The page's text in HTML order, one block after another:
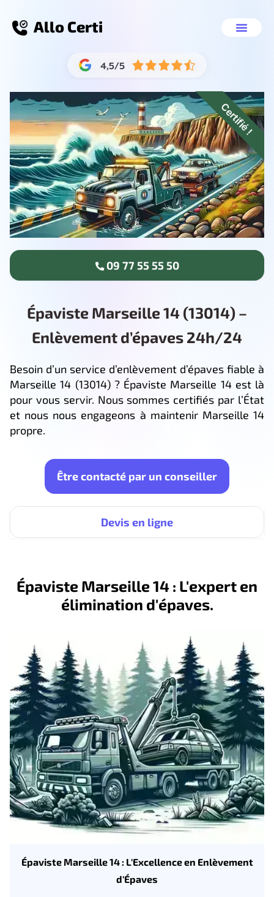
Allo Certi
Épaviste Marseille 14 (13014) –
Enlèvement d’épaves 24h/24
Besoin d’un service d’enlèvement d’épaves fiable à
Marseille 14 (13014) ? Épaviste Marseille 14 est là
pour vous servir. Nous sommes certifiés par l’État
et nous nous engageons à maintenir Marseille 14
propre.
Être contacté par un conseiller
Devis en ligne
Certifié !
09 77 55 55 50
Épaviste Marseille 14 : L'expert en
élimination d'épaves.
Épaviste Marseille 14 : L'Excellence en Enlèvement
d'Épaves